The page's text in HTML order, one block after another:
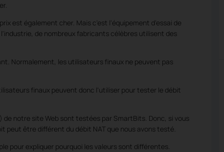
est également cher. Mais c'est l'équipement d'essai de
l'industrie, de nombreux fabricants célèbres utilisent des
Normalement, les utilisateurs finaux ne peuvent pas
finaux peuvent donc l'utiliser pour tester le débit
de notre site Web sont testées par SmartBits. Donc, si vous
peut être différent du débit NAT que nous avons testé.
pour expliquer pourquoi les valeurs sont différentes.